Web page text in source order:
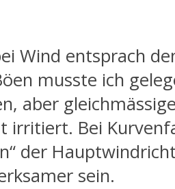
Wind entsprach
musste ich
aber
irritiert. Bei
der
sein.